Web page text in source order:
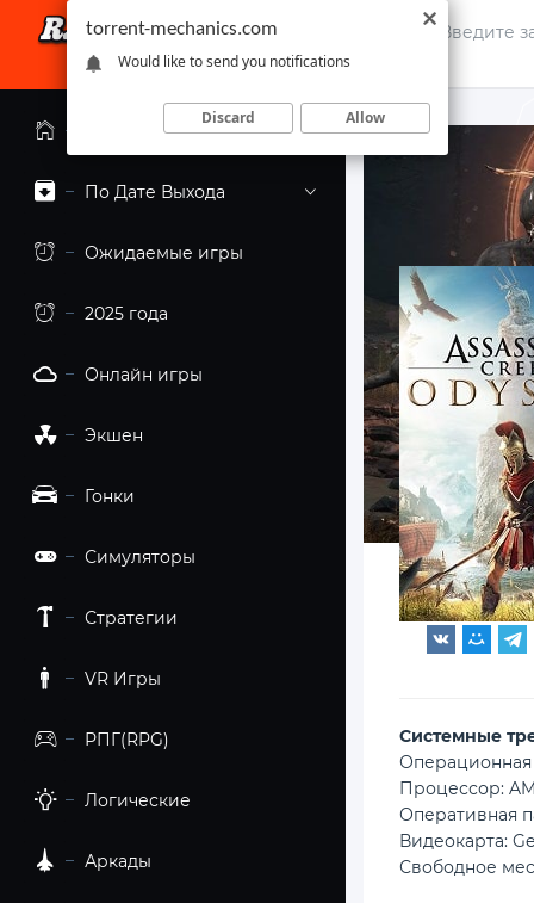
Главная страница
По Дате Выхода
Ожидаемые игры
2025 года
Онлайн игры
Экшен
Гонки
Симуляторы
Стратегии
VR Игры
РПГ(RPG)
Логические
Аркады
Cистемные
Операционная
Процессор:
Оперативная
Видеокарта:
Свободное
torrent-mechanics.com
Would like to send you notifications
Discard Allow